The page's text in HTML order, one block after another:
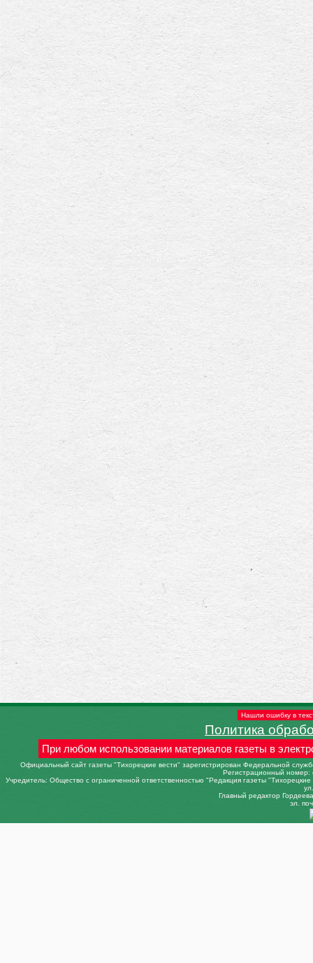
Нашли ошибку в
Политика
При любом использовании материалов газеты в
Официальный сайт газеты "Тихорецкие вести" зарегистрирован Федеральной
Регистрационный
Учредитель: Общество с ограниченной ответственностью "Редакция газеты
Главный редактор
эл.